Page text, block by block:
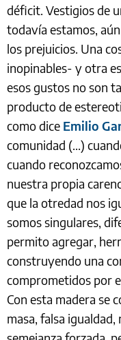
déficit. Vestigios de
todavía estamos,
los prejuicios. Una
inopinables- y otra
esos gustos no son
producto de
como dice Emilio
comunidad (...)
cuando
nuestra propia
que la otredad nos
somos singulares,
permito agregar,
construyendo una
comprometidos por
Con esta madera se
masa, falsa